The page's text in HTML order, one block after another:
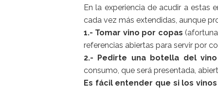
En la experiencia de acudir a estas
cada vez más extendidas, aunque
1.- Tomar vino por copas
referencias abiertas para servir por
2.- Pedirte una botella del
consumo, que será presentada,
Es fácil entender que si los